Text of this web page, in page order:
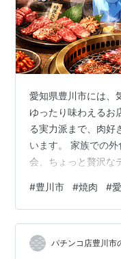
愛知県豊川市には、
ゆったり味わえるお
る実力派まで、肉好
います。 家族での
会、ちょっと贅沢な
きに候補に入れたい
蓮 焼肉割烹 月と蓮
市為当町にある焼肉
ナーの両方で営業し
#豊川市 #焼肉 #
パチンコ店豊川市